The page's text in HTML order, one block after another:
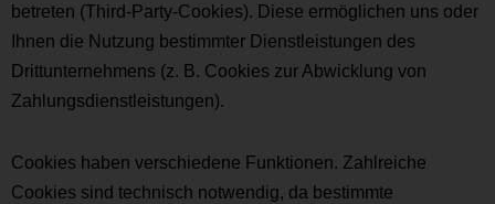
betreten (Third-Party-Cookies). Diese ermöglichen uns oder
Ihnen die Nutzung bestimmter Dienstleistungen des
Drittunternehmens (z. B. Cookies zur Abwicklung von
Zahlungsdienstleistungen).
Cookies haben verschiedene Funktionen. Zahlreiche
Cookies sind technisch notwendig, da bestimmte